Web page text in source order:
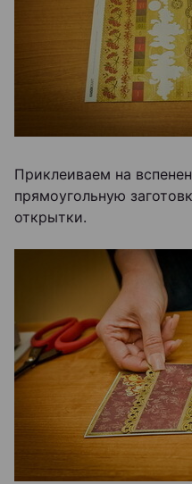
Приклеиваем на
прямоугольную
открытки.